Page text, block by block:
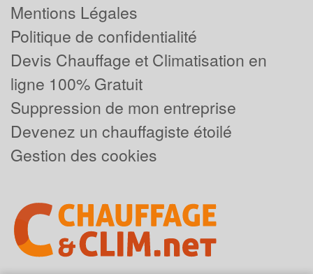
Mentions Légales
Politique de confidentialité
Devis Chauffage et Climatisation en
ligne 100% Gratuit
Suppression de mon entreprise
Devenez un chauffagiste étoilé
Gestion des cookies